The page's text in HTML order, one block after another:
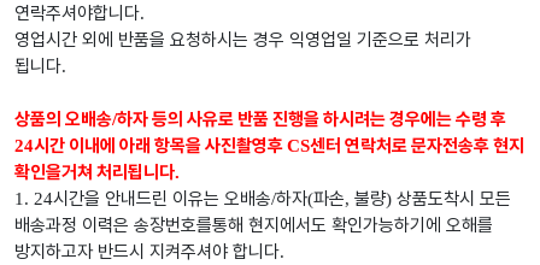
연락주셔야합니다.
영업시간 외에 반품을 요청하시는 경우 익영업일 기준으로 처리가
됩니다.
상품의 오배송/하자 등의 사유로 반품 진행을 하시려는 경우에는 수령 후
24시간 이내에 아래 항목을 사진촬영후CS센터 연락처로 문자전송후 현지
확인을거쳐 처리됩니다.
1. 24시간을 안내드린 이유는 오배송/하자(파손, 불량) 상품도착시 모든
배송과정 이력은 송장번호를통해 현지에서도 확인가능하기에 오해를
방지하고자 반드시 지켜주셔야 합니다.